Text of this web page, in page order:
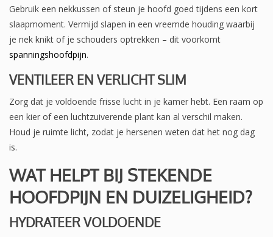
Gebruik een nekkussen of steun je hoofd goed tijdens een kort
slaapmoment. Vermijd slapen in een vreemde houding waarbij
je nek knikt of je schouders optrekken – dit voorkomt
spanningshoofdpijn.
VENTILEER EN VERLICHT SLIM
Zorg dat je voldoende frisse lucht in je kamer hebt. Een raam op
een kier of een luchtzuiverende plant kan al verschil maken.
Houd je ruimte licht, zodat je hersenen weten dat het nog dag
is.
WAT HELPT BIJ STEKENDE
HOOFDPIJN EN DUIZELIGHEID?
HYDRATEER VOLDOENDE